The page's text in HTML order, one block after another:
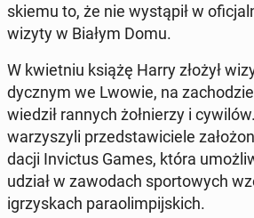
skie­mu to, że nie wy­stą­pił w
wizyty w Białym Domu.
W kwiet­niu książę Harry złożył
dycz­nym we Lwowie, na
wie­dził rannych żoł­nie­rzy i
wa­rzy­szy­li przed­sta­wi­cie­le
da­cji In­vic­tus Games, która
udział w za­wo­dach spor­to­wych
igrzy­skach pa­ra­olim­pij­skich.